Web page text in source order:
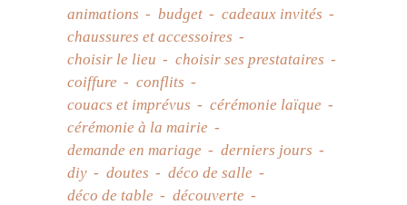
animations budget
cadeaux invités
chaussures et accessoires
choisir le lieu
choisir ses prestataires
coiffure
conflits
couacs et imprévus
cérémonie laïque
cérémonie à la mairie
demande en mariage
derniers jours
diy
doutes
déco de salle
déco de table
découverte